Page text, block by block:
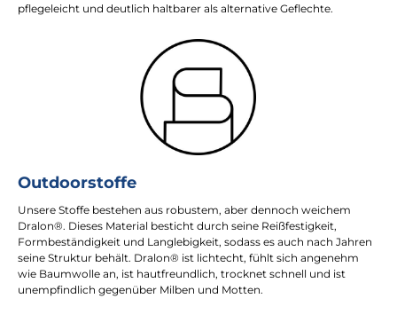
pflegeleicht und deutlich haltbarer als alternative Geflechte.
Outdoorstoffe
Unsere Stoffe bestehen aus robustem, aber dennoch weichem
Dralon®. Dieses Material besticht durch seine Reißfestigkeit,
Formbeständigkeit und Langlebigkeit, sodass es auch nach Jahren
seine Struktur behält. Dralon® ist lichtecht, fühlt sich angenehm
wie Baumwolle an, ist hautfreundlich, trocknet schnell und ist
unempfindlich gegenüber Milben und Motten.